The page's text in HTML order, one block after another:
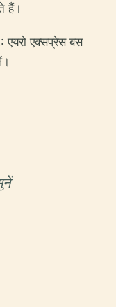
हैं।
एयरो एक्सप्रेस बस